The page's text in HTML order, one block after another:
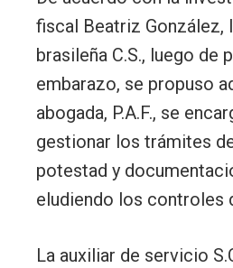
fiscal Beatriz González,
brasileña C.S., luego de
embarazo, se propuso
abogada, P.A.F., se
gestionar los trámites
potestad y
eludiendo los controles
La auxiliar de servicio